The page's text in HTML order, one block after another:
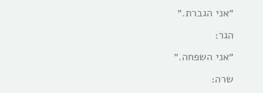
״אני הגברת.״
הגר:
״אני השפחה.״
שרה: